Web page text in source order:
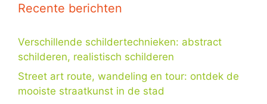
Recente berichten
Verschillende schildertechnieken: abstract
schilderen, realistisch schilderen
Street art route, wandeling en tour: ontdek de
mooiste straatkunst in de stad